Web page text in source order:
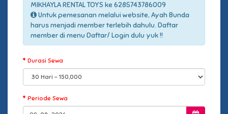
MIKHAYLA RENTAL TOYS ke 6285743786009
Untuk pemesanan melalui website, Ayah Bunda
harus menjadi member terlebih dahulu. Daftar
member di menu Daftar/ Login dulu yuk !!
Durasi Sewa
Periode Sewa